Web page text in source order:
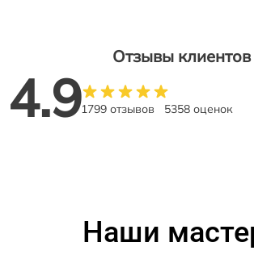
Отзывы клиентов
4.91799 отзывов 5358 оценок
Наши